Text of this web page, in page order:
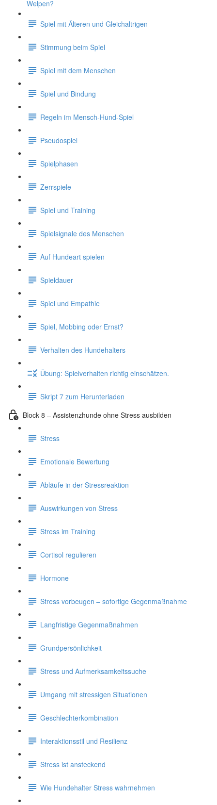
Welpen?
Spiel mit Älteren und Gleichaltrigen
Stimmung beim Spiel
Spiel mit dem Menschen
Spiel und Bindung
Regeln im Mensch-Hund-Spiel
Pseudospiel
Spielphasen
Zerrspiele
Spiel und Training
Spielsignale des Menschen
Auf Hundeart spielen
Spieldauer
Spiel und Empathie
Spiel, Mobbing oder Ernst?
Verhalten des Hundehalters
Übung: Spielverhalten richtig einschätzen.
Skript 7 zum Herunterladen
Block 8 – Assistenzhunde ohne Stress ausbilden
Stress
Emotionale Bewertung
Abläufe in der Stressreaktion
Auswirkungen von Stress
Stress im Training
Cortisol regulieren
Hormone
Stress vorbeugen – sofortige Gegenmaßnahme
Langfristige Gegenmaßnahmen
Grundpersönlichkeit
Stress und Aufmerksamkeitssuche
Umgang mit stressigen Situationen
Geschlechterkombination
Interaktionsstil und Resilienz
Stress ist ansteckend
Wie Hundehalter Stress wahrnehmen